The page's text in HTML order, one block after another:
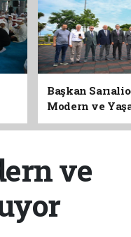
Başkan
Modern ve
Kimliğe
ve